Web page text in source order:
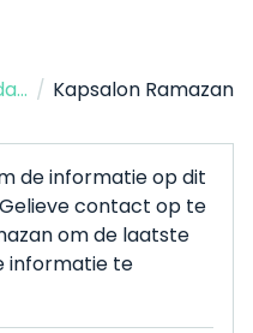
Amsterdam / Kapsalon Ramazan
de informatie op dit
contact op te
om de laatste
informatie te